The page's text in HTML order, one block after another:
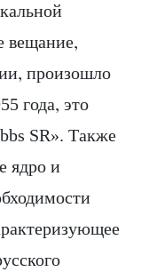
вещание,
произошло
года, это
SR». Также
ядро и